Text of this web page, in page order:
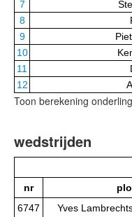
7
8
9
10
11
12
Toon berekening
wedstrijden
nr
6747
Yves